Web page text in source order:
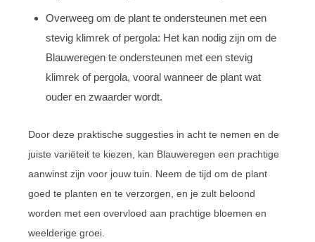
Overweeg om de plant te ondersteunen met een
stevig klimrek of pergola: Het kan nodig zijn om de
Blauweregen te ondersteunen met een stevig
klimrek of pergola, vooral wanneer de plant wat
ouder en zwaarder wordt.
Door deze praktische suggesties in acht te nemen en de
juiste variëteit te kiezen, kan Blauweregen een prachtige
aanwinst zijn voor jouw tuin. Neem de tijd om de plant
goed te planten en te verzorgen, en je zult beloond
worden met een overvloed aan prachtige bloemen en
weelderige groei.